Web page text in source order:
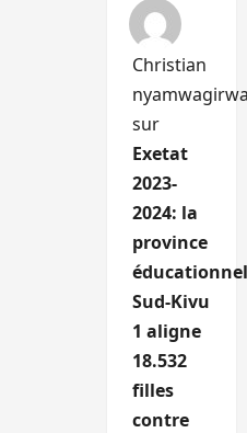
Christian
sur
Exetat
2023-
2024: la
province
Sud-Kivu
1 aligne
18.532
filles
contre